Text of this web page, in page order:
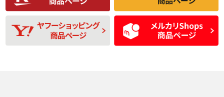
D
使用感や目立つ傷が
あり、一般的な中古
品
D
残り溝も少なく、偏
磨耗がみられ、短期
間使用できるくらい
の中古品